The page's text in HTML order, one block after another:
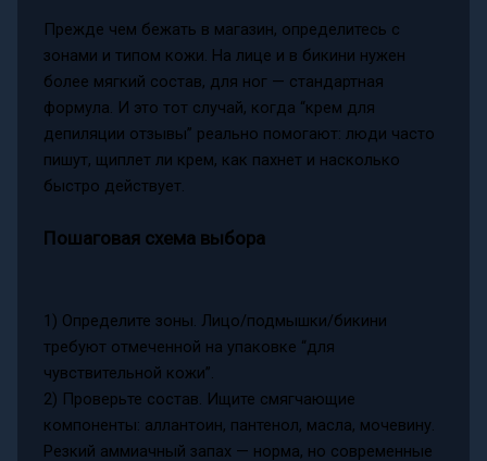
Прежде чем бежать в магазин, определитесь с
зонами и типом кожи. На лице и в бикини нужен
более мягкий состав, для ног — стандартная
формула. И это тот случай, когда “крем для
депиляции отзывы” реально помогают: люди часто
пишут, щиплет ли крем, как пахнет и насколько
быстро действует.
Пошаговая схема выбора
1) Определите зоны. Лицо/подмышки/бикини
требуют отмеченной на упаковке “для
чувствительной кожи”.
2) Проверьте состав. Ищите смягчающие
компоненты: аллантоин, пантенол, масла, мочевину.
Резкий аммиачный запах — норма, но современные